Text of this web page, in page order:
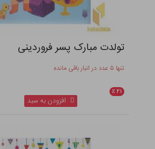
تولدت مبارک پسر فروردینی
تنها ۵ عدد در انبار باقی مانده
۲۱ ٪
افزودن به سبد